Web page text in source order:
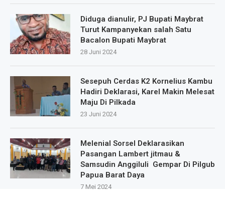
Diduga dianulir, PJ Bupati Maybrat
Turut Kampanyekan salah Satu
Bacalon Bupati Maybrat
28 Juni 2024
Sesepuh Cerdas K2 Kornelius Kambu
Hadiri Deklarasi, Karel Makin Melesat
Maju Di Pilkada
23 Juni 2024
Melenial Sorsel Deklarasikan
Pasangan Lambert jitmau &
Samsudin Anggiluli Gempar Di Pilgub
Papua Barat Daya
7 Mei 2024